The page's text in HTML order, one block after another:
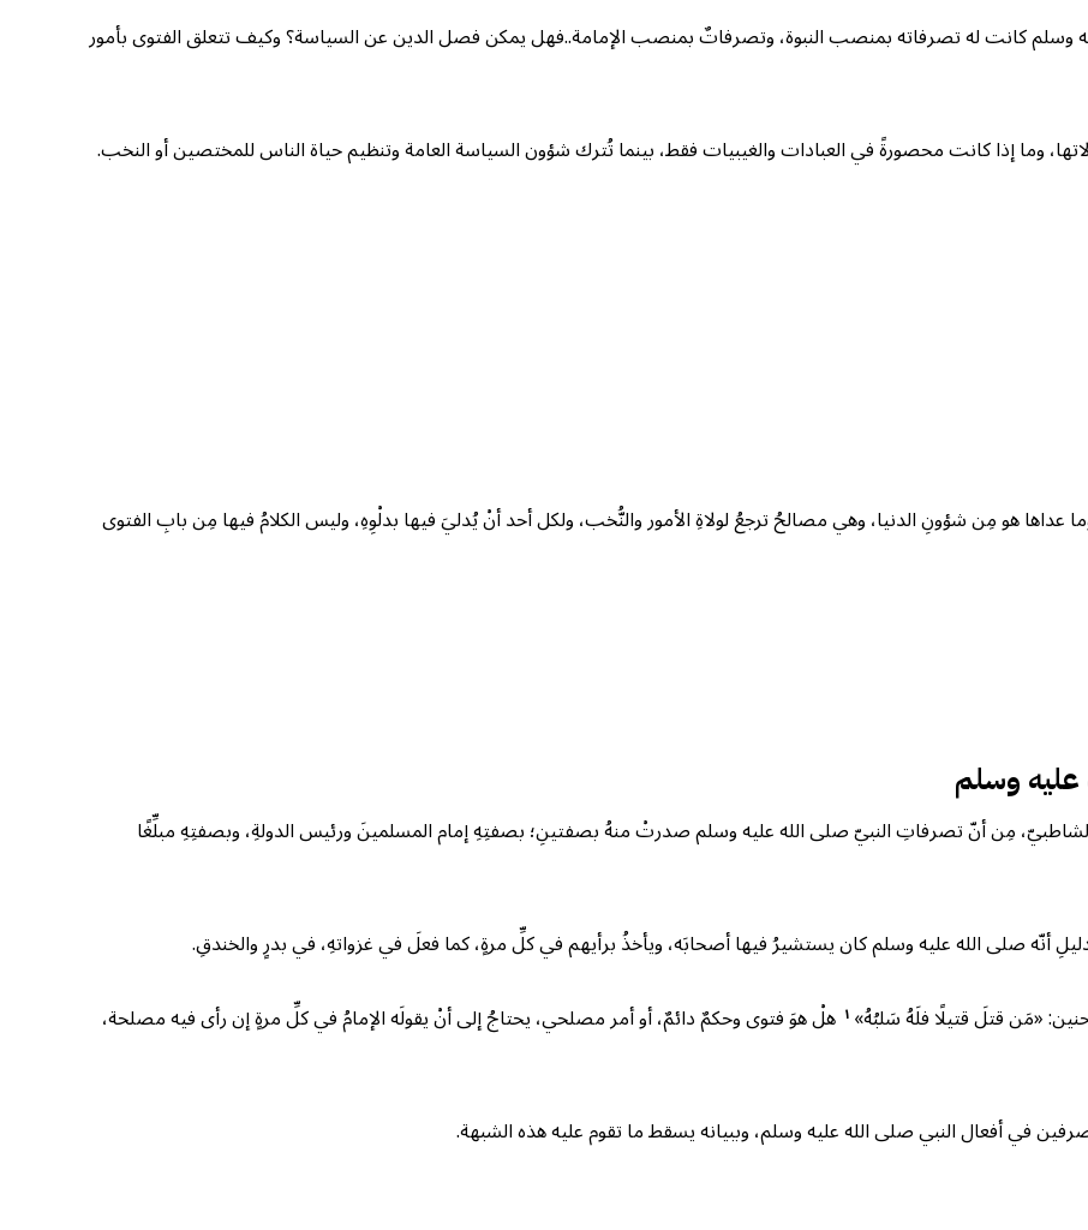
وسلم كانت له تصرفاته بمنصب النبوة، وتصرفاتٌ بمنصب الإمامة..فهل يمكن فصل الدين عن السياسة؟ وكيف تتعلق الفتوى بأمور
وما إذا كانت محصورةً في العبادات والغيبيات فقط، بينما تُترك شؤون السياسة العامة وتنظيم حياة الناس للمختصين أو النخب.
هو مِن شؤونِ الدنيا، وهي مصالحُ ترجعُ لولاةِ الأمور والنُّخب، ولكل أحد أنْ يُدليَ فيها بدلْوِهِ، وليس الكلامُ فيها مِن بابِ الفتوى
عليه وسلم
مِن أنّ تصرفاتِ النبيّ صلى الله عليه وسلم صدرتْ منهُ بصفتينِ؛ بصفتِهِ إمام المسلمينَ ورئيس الدولةِ، وبصفتِهِ مبلِّغًا
أنّه صلى الله عليه وسلم كان يستشيرُ فيها أصحابَه، ويأخذُ برأيهم في كلِّ مرةٍ، كما فعلَ في غزواتهِ، في بدرٍ والخندقِ.
«مَن قتلَ قتيلًا فلَهُ سَلبُهُ» ١ هلْ هوَ فتوى وحكمٌ دائمٌ، أو أمر مصلحي، يحتاجُ إلى أنْ يقولَه الإمامُ في كلِّ مرةٍ إن رأى فيه مصلحة،
في أفعال النبي صلى الله عليه وسلم، وببيانه يسقط ما تقوم عليه هذه الشبهة.